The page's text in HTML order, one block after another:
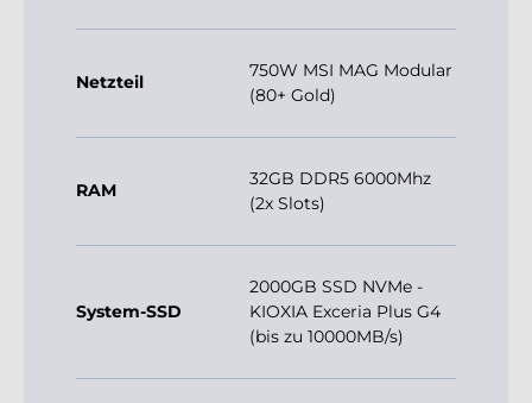
Netzteil
750W MSI MAG Modular
(80+ Gold)
RAM
32GB DDR5 6000Mhz
(2x Slots)
System-SSD
2000GB SSD NVMe -
KIOXIA Exceria Plus G4
(bis zu 10000MB/s)